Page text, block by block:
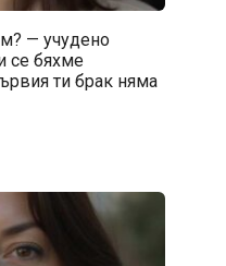
— учудено
се бяхме
ти брак няма